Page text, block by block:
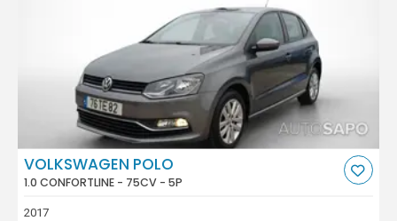
VOLKSWAGEN POLO
1.0 CONFORTLINE - 75CV - 5P
2017